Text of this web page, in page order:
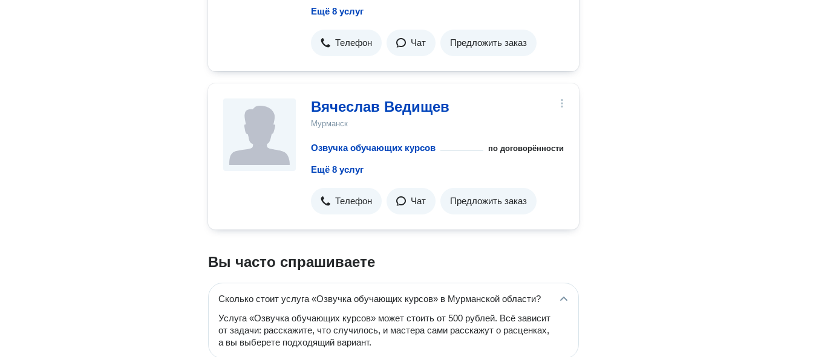
Ещё 8 услуг
Телефон Чат Предложить заказ
Вячеслав Ведищев
Мурманск
Озвучка обучающих курсов по договорённости
Ещё 8 услуг
Телефон Чат Предложить заказ
Вы часто спрашиваете
Сколько стоит услуга «Озвучка обучающих курсов» в Мурманской области?
Услуга «Озвучка обучающих курсов» может стоить от 500 рублей. Всё зависит
от задачи: расскажите, что случилось, и мастера сами расскажут о расценках,
а вы выберете подходящий вариант.